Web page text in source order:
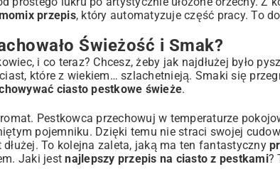
przepis, który automatyzuje część pracy. To
Świeżość i Smak?
i co teraz? Chcesz, żeby jak najdłużej było
które z wiekiem… szlachetnieją. Smaki się
ciasto pestkowe świeże.
Pestkowca przechowuj w temperaturze
pojemniku. Dzięki temu nie straci swojej
To kolejna zaleta, jaką ma ten fantastyczny
Jaki jestnajlepszy przepis na ciasto z pestkami?